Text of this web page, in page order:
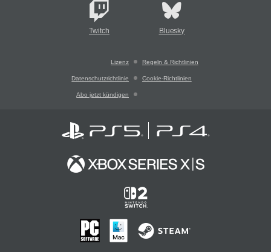
Twitch Bluesky
Lizenz Regeln & Richtlinien
Datenschutzrichtlinie Cookie-Richtlinien
Abo jetzt kündigen